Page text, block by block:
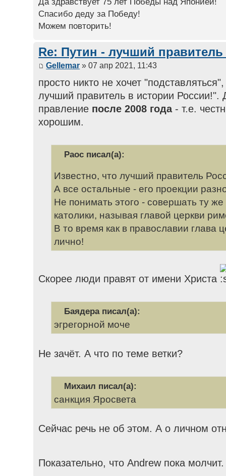
Спасибо деду за Победу!
Можем повторить!
Re: Путин - лучший
Gellemar » 07 апр 2021, 11:43
просто никто не хочет
лучший правитель в истории России!".
правление после 2008 года- т.е.
хорошим.
Раос писал(а):
Известно, что лучший правитель
А все остальные - его проекции
Не понимать этого - совершать ту
католики, называя главой церкви
В то время как в православии глава
лично!
Скорее люди правят от имени Христа
Баядера писал(а):
эгрегорной моче
Не зачёт. А что по теме ветки?
Михаил писал(а):
санкция Яросвета
Сейчас речь не об этом. А о личном
Показательно, что Andrew пока